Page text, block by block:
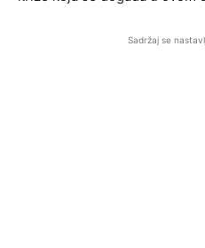
Sadržaj se